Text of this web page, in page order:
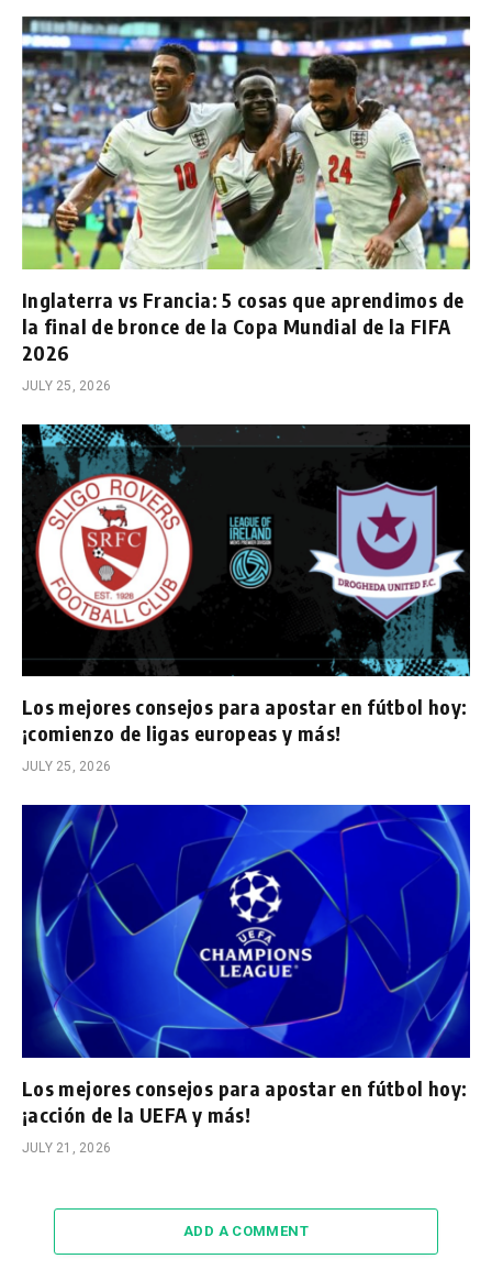
Inglaterra vs Francia: 5 cosas que aprendimos de
la final de bronce de la Copa Mundial de la FIFA
2026
JULY 25, 2026
Los mejores consejos para apostar en fútbol hoy:
¡comienzo de ligas europeas y más!
JULY 25, 2026
Los mejores consejos para apostar en fútbol hoy:
¡acción de la UEFA y más!
JULY 21, 2026
ADD A COMMENT